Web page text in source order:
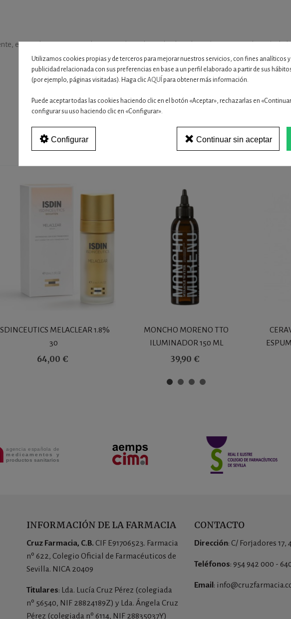
especialmente en caso de exposición prolongada, de sudoración intensa, y después de
Lee mas
MELACLEAR 1.8%
30
64,00 €
MONCHO MORENO TTO
ILUMINADOR 150 ML
39,90 €
INFORMACIÓN DE LA FARMACIA
Cruz Farmacia, C.B. CIF E91706523. Farmacia
nº 622, Colegio Oficial de Farmacéuticos de
Sevilla. NICA 20409
Titulares: Lda. Lucía Cruz Pérez (colegiada
nº 56540, NIF 28824189Z) y Lda. Ángela Cruz
Pérez (colegiada nº 6114, NIF 28835037Y)
CONTACTO
Dirección: C/ Forjadores 17,
Teléfonos: 954 942 000 -
Email:
Utilizamos cookies propias y de terceros para mejorar nuestros servicios, con fines analíticos
publicidad relacionada con sus preferencias en base a un perfil elaborado a partir de sus
(por ejemplo, páginas visitadas). Haga clicAQUÍ para obtener más información.
Puede aceptar todas las cookies haciendo clic en el botón «Aceptar», rechazarlas en
configurar su uso haciendo clic en «Configurar».
Continuar sin aceptar
Configurar